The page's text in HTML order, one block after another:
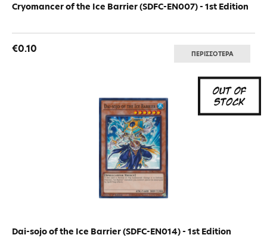
Cryomancer of the Ice Barrier (SDFC-EN007) - 1st Edition
€0.10 ΠΕΡΙΣΣΟΤΕΡΑ
Dai-sojo of the Ice Barrier (SDFC-EN014) - 1st Edition